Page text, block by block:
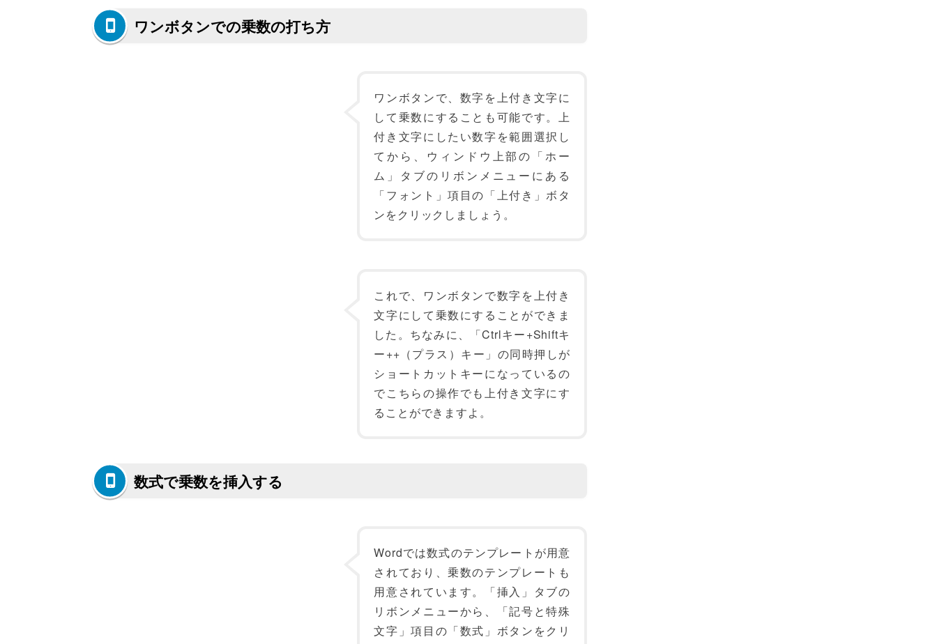
ワンボタンでの乗数の打ち方
ワンボタンで、数字を上付き文字に
して乗数にすることも可能です。上
付き文字にしたい数字を範囲選択し
てから、ウィンドウ上部の「ホー
ム」タブのリボンメニューにある
「フォント」項目の「上付き」ボタ
ンをクリックしましょう。
これで、ワンボタンで数字を上付き
文字にして乗数にすることができま
した。ちなみに、「Ctrlキー+Shiftキ
ー++（プラス）キー」の同時押しが
ショートカットキーになっているの
でこちらの操作でも上付き文字にす
ることができますよ。
数式で乗数を挿入する
Wordでは数式のテンプレートが用意
されており、乗数のテンプレートも
用意されています。「挿入」タブの
リボンメニューから、「記号と特殊
文字」項目の「数式」ボタンをクリ